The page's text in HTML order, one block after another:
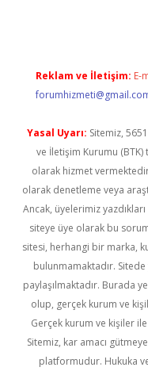
Reklam ve İletişim: E-
Yasal Uyarı: Sitemiz,
ve İletişim Kurumu (BTK)
olarak hizmet
olarak denetleme veya
Ancak, üyelerimiz
siteye üye olarak bu
sitesi, herhangi bir marka,
bulunmamaktadır. Sitede
paylaşılmaktadır. Burada
olup, gerçek kurum ve
Gerçek kurum ve kişiler
Sitemiz, kar amacı
platformudur. Hukuka